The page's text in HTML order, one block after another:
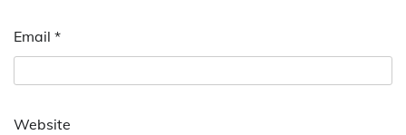
Email *
Website